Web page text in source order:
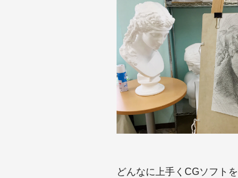
どんなに上手くCGソフト